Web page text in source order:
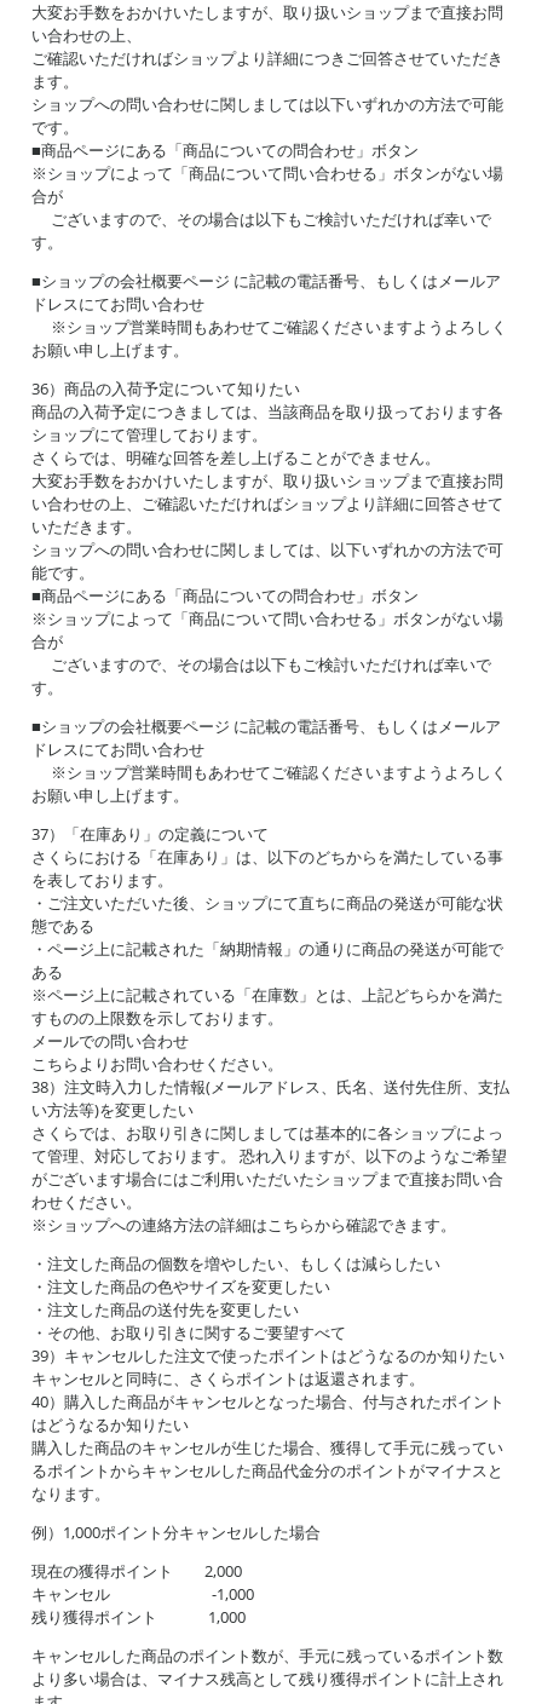
大変お手数をおかけいたしますが、取り扱いショップまで直接お問
い合わせの上、
ご確認いただければショップより詳細につきご回答させていただき
ます。
ショップへの問い合わせに関しましては以下いずれかの方法で可能
です。
■商品ページにある「商品についての問合わせ」ボタン
※ショップによって「商品について問い合わせる」ボタンがない場
合が
ございますので、その場合は以下もご検討いただければ幸いで
す。
■ショップの会社概要ページ に記載の電話番号、もしくはメールア
ドレスにてお問い合わせ
※ショップ営業時間もあわせてご確認くださいますようよろしく
お願い申し上げます。
36）商品の入荷予定について知りたい
商品の入荷予定につきましては、当該商品を取り扱っております各
ショップにて管理しております。
さくらでは、明確な回答を差し上げることができません。
大変お手数をおかけいたしますが、取り扱いショップまで直接お問
い合わせの上、ご確認いただければショップより詳細に回答させて
いただきます。
ショップへの問い合わせに関しましては、以下いずれかの方法で可
能です。
■商品ページにある「商品についての問合わせ」ボタン
※ショップによって「商品について問い合わせる」ボタンがない場
合が
ございますので、その場合は以下もご検討いただければ幸いで
す。
■ショップの会社概要ページ に記載の電話番号、もしくはメールア
ドレスにてお問い合わせ
※ショップ営業時間もあわせてご確認くださいますようよろしく
お願い申し上げます。
37）「在庫あり」の定義について
さくらにおける「在庫あり」は、以下のどちからを満たしている事
を表しております。
・ご注文いただいた後、ショップにて直ちに商品の発送が可能な状
態である
・ページ上に記載された「納期情報」の通りに商品の発送が可能で
ある
※ページ上に記載されている「在庫数」とは、上記どちらかを満た
すものの上限数を示しております。
メールでの問い合わせ
こちらよりお問い合わせください。
38）注文時入力した情報(メールアドレス、氏名、送付先住所、支払
い方法等)を変更したい
さくらでは、お取り引きに関しましては基本的に各ショップによっ
て管理、対応しております。 恐れ入りますが、以下のようなご希望
がございます場合にはご利用いただいたショップまで直接お問い合
わせください。
※ショップへの連絡方法の詳細はこちらから確認できます。
・注文した商品の個数を増やしたい、もしくは減らしたい
・注文した商品の色やサイズを変更したい
・注文した商品の送付先を変更したい
・その他、お取り引きに関するご要望すべて
39）キャンセルした注文で使ったポイントはどうなるのか知りたい
キャンセルと同時に、さくらポイントは返還されます。
40）購入した商品がキャンセルとなった場合、付与されたポイント
はどうなるか知りたい
購入した商品のキャンセルが生じた場合、獲得して手元に残ってい
るポイントからキャンセルした商品代金分のポイントがマイナスと
なります。
例）1,000ポイント分キャンセルした場合
現在の獲得ポイント 2,000
キャンセル -1,000
残り獲得ポイント 1,000
キャンセルした商品のポイント数が、手元に残っているポイント数
より多い場合は、マイナス残高として残り獲得ポイントに計上され